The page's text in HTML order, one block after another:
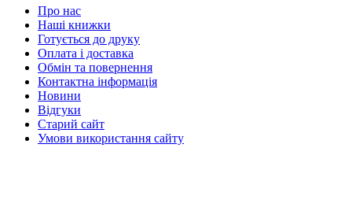
Про нас
Наші книжки
Готується до друку
Оплата і доставка
Обмін та повернення
Контактна інформація
Новини
Відгуки
Старий сайт
Умови використання сайту